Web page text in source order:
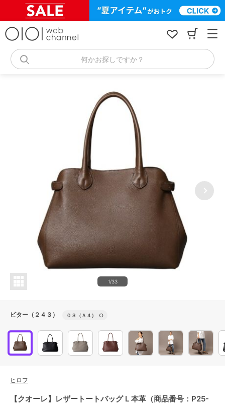
何かお探しですか？
1/33
ビター（２４３） ０３（Ａ４） ○
ヒロフ
【クオーレ】レザートートバッグ L 本革（商品番号：P25-